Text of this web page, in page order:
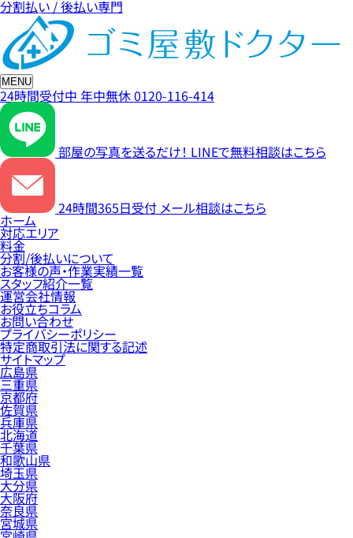
分割払い / 後払い専門
MENU
24時間受付中 年中無休0120-116-414
部屋の写真を送るだけ！ LINEで無料相談はこちら
24時間365日受付 メール相談はこちら
ホーム
対応エリア
料金
分割/後払いについて
お客様の声・作業実績一覧
スタッフ紹介一覧
運営会社情報
お役立ちコラム
お問い合わせ
プライバシーポリシー
特定商取引法に関する記述
サイトマップ
広島県
三重県
京都府
佐賀県
兵庫県
北海道
千葉県
和歌山県
埼玉県
大分県
大阪府
奈良県
宮城県